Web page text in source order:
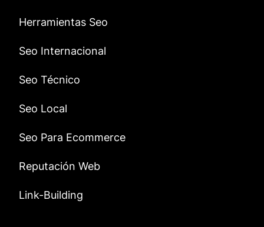
Herramientas Seo
Seo Internacional
Seo Técnico
Seo Local
Seo Para Ecommerce
Reputación Web
Link-Building